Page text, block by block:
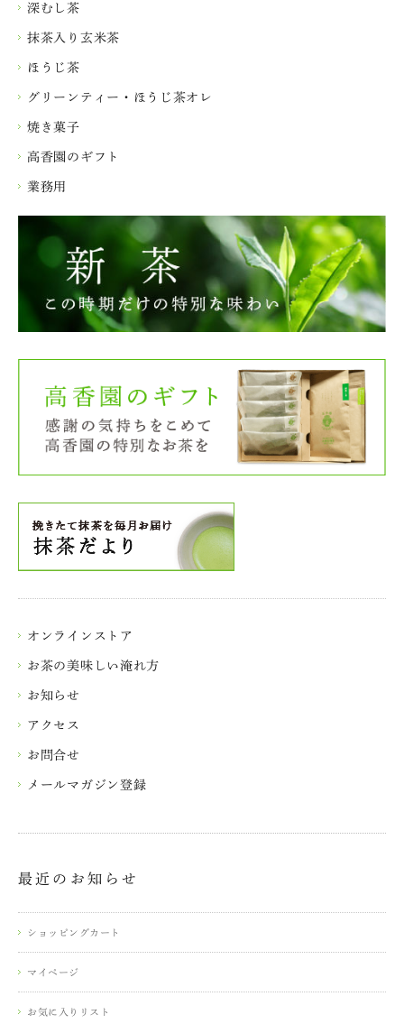
深むし茶
抹茶入り玄米茶
ほうじ茶
グリーンティー・ほうじ茶オレ
焼き菓子
高香園のギフト
業務用
オンラインストア
お茶の美味しい淹れ方
お知らせ
アクセス
お問合せ
メールマガジン登録
最近のお知らせ
ショッピングカート
マイページ
お気に入りリスト